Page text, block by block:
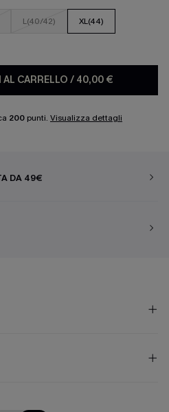
L(40/42) XL(44)
CARRELLO / 40,00 €
200 punti. Visualizza dettagli
DA 49€